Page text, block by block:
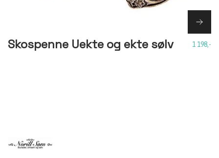
Skospenne Uekte og ekte sølv 1 198,-